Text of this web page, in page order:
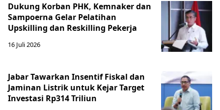
Dukung Korban PHK, Kemnaker dan
Sampoerna Gelar Pelatihan
Upskilling dan Reskilling Pekerja
16 Juli 2026
Jabar Tawarkan Insentif Fiskal dan
Jaminan Listrik untuk Kejar Target
Investasi Rp314 Triliun